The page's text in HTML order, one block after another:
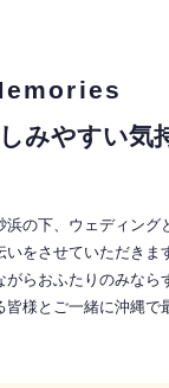
みやすい気
浜の下、ウェディング
をさせていただきま
がらおふたりのみなら
皆様とご一緒に沖縄で